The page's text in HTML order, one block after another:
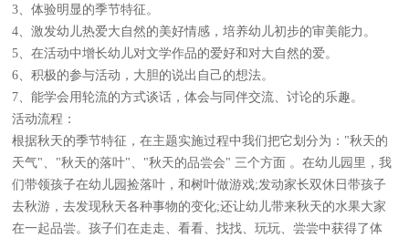
3、体验明显的季节特征。
4、激发幼儿热爱大自然的美好情感，培养幼儿初步的审美能力。
5、在活动中增长幼儿对文学作品的爱好和对大自然的爱。
6、积极的参与活动，大胆的说出自己的想法。
7、能学会用轮流的方式谈话，体会与同伴交流、讨论的乐趣。
活动流程：
根据秋天的季节特征，在主题实施过程中我们把它划分为："秋天的
天气"、"秋天的落叶"、"秋天的品尝会" 三个方面 。在幼儿园里，我
们带领孩子在幼儿园捡落叶，和树叶做游戏;发动家长双休日带孩子
去秋游，去发现秋天各种事物的变化;还让幼儿带来秋天的水果大家
在一起品尝。孩子们在走走、看看、找找、玩玩、尝尝中获得了体